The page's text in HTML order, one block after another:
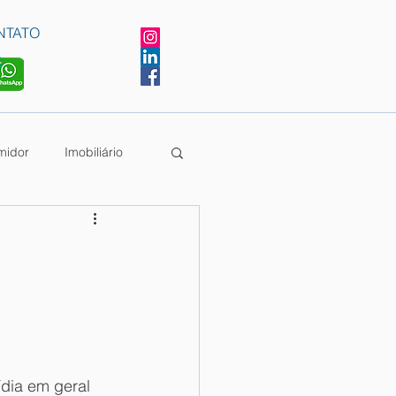
Imobiliário
em geral